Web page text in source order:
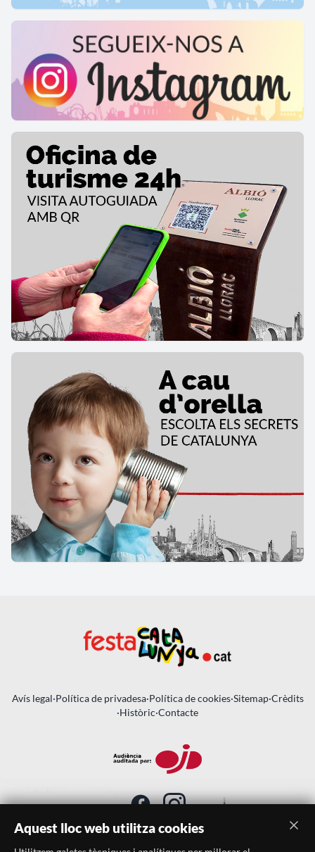
Avís legal·Política de privadesa·Política de cookies·Sitemap·Crèdits
·Històric·Contacte
Aquest lloc web utilitza cookies